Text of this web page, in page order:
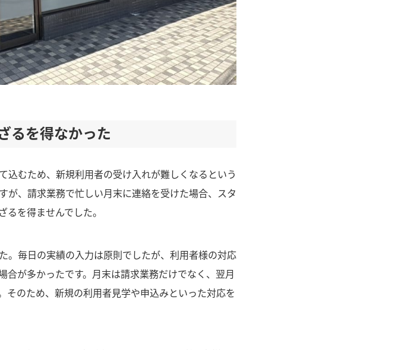
るを得なかった
込むため、新規利用者の受け入れが難しくなるという
が、請求業務で忙しい月末に連絡を受けた場合、スタ
を得ませんでした。
。毎日の実績の入力は原則でしたが、利用者様の対応
が多かったです。月末は請求業務だけでなく、翌月
そのため、新規の利用者見学や申込みといった対応を